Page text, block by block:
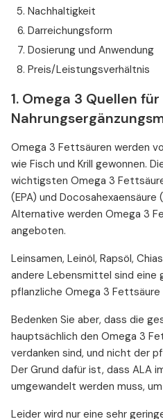
Nachhaltigkeit
Darreichungsform
Dosierung und Anwendung
Preis/Leistungsverhältnis
1. Omega 3 Quellen für
Omega 3 Fettsäuren werden
wie Fisch und Krill gewonnen.
wichtigsten Omega 3
(EPA) und Docosahexaensäure
Alternative werden Omega 3
angeboten.
Leinsamen, Leinöl, Rapsöl,
andere Lebensmittel sind eine
pflanzliche Omega 3 Fettsäure
Bedenken Sie aber, dass die
hauptsächlich den Omega 3
verdanken sind, und nicht der
Der Grund dafür ist, dass ALA
umgewandelt werden muss, um
Leider wird nur eine sehr